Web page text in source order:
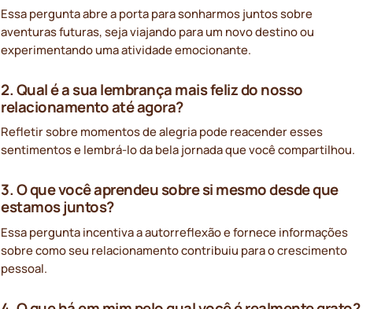
Essa pergunta abre a porta para sonharmos juntos sobre
aventuras futuras, seja viajando para um novo destino ou
experimentando uma atividade emocionante.
2. Qual é a sua lembrança mais feliz do nosso
relacionamento até agora?
Refletir sobre momentos de alegria pode reacender esses
sentimentos e lembrá-lo da bela jornada que você compartilhou.
3. O que você aprendeu sobre si mesmo desde que
estamos juntos?
Essa pergunta incentiva a autorreflexão e fornece informações
sobre como seu relacionamento contribuiu para o crescimento
pessoal.